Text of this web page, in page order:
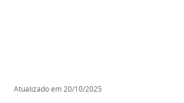
Atualizado em 20/10/2025